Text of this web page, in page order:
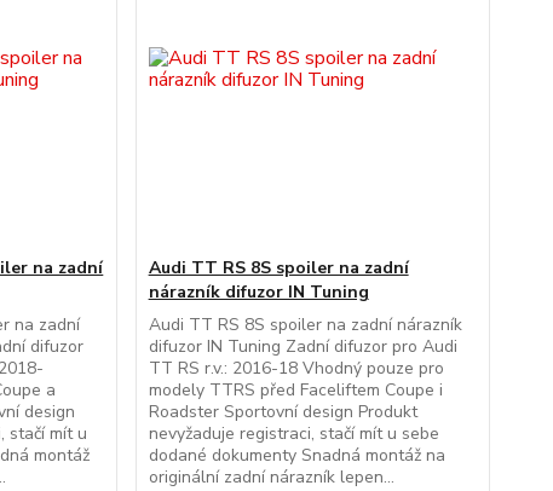
na zadní
na zadní
difuzor
a
design
stačí mít u
montáž
Audi TT RS 8S spoiler na zadní
nárazník difuzor IN Tuning
Audi TT RS 8S spoiler na zadní nárazník
difuzor IN Tuning Zadní difuzor pro Audi
TT RS r.v.: 2016-18 Vhodný pouze pro
modely TTRS před Faceliftem Coupe i
Roadster Sportovní design Produkt
nevyžaduje registraci, stačí mít u sebe
dodané dokumenty Snadná montáž na
originální zadní nárazník lepen...